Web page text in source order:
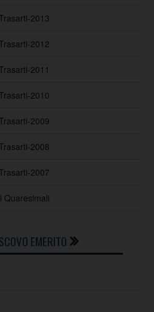
2013
2012
2011
2010
2009
2008
2007
Quaresimali
EMERITO